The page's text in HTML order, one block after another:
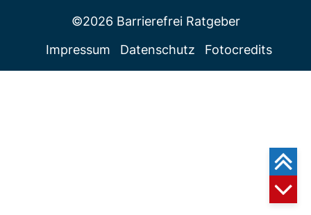
©2026 Barrierefrei Ratgeber
Impressum
Datenschutz Fotocredits